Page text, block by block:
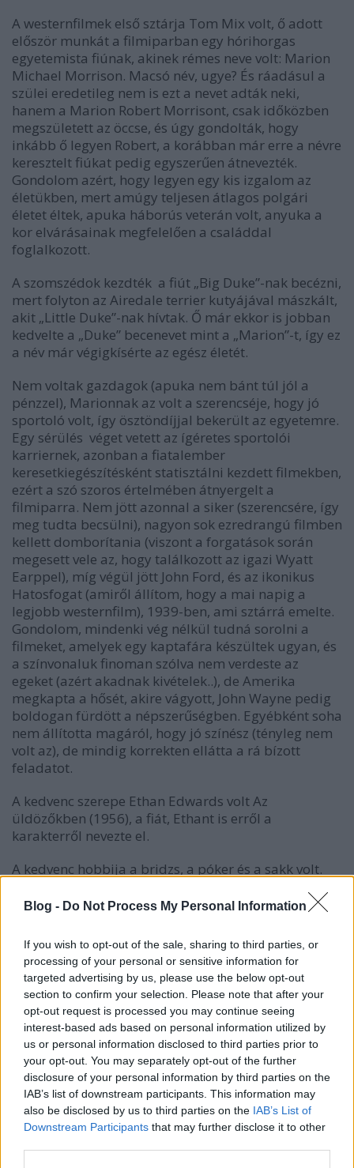
Blog - Do Not Process My Personal Information
If you wish to opt-out of the sale, sharing to third parties, or
processing of your personal or sensitive information for
targeted advertising by us, please use the below opt-out
section to confirm your selection. Please note that after your
opt-out request is processed you may continue seeing
interest-based ads based on personal information utilized by
us or personal information disclosed to third parties prior to
your opt-out. You may separately opt-out of the further
disclosure of your personal information by third parties on the
IAB’s list of downstream participants. This information may
also be disclosed by us to third parties on the IAB’s List of
Downstream Participants that may further disclose it to other
A westernfilmek első sztárja Tom Mix volt, ő adott
először munkát a filmiparban egy hórihorgas
egyetemista fiúnak, akinek rémes neve volt: Marion
Michael Morrison. Macsó név, ugye? És ráadásul a
szülei eredetileg nem is ezt a nevet adták neki,
hanem a Marion Robert Morrisont, csak időközben
megszületett az öccse, és úgy gondolták, hogy
inkább ő legyen Robert, a korábban már erre a névre
keresztelt fiúkat pedig egyszerűen átnevezték.
Gondolom azért, hogy legyen egy kis izgalom az
életükben, mert amúgy teljesen átlagos polgári
életet éltek, apuka háborús veterán volt, anyuka a
kor elvárásainak megfelelően a családdal
foglalkozott.
A szomszédok kezdték a fiút „Big Duke”-nak becézni,
mert folyton az Airedale terrier kutyájával mászkált,
akit „Little Duke”-nak hívtak. Ő már ekkor is jobban
kedvelte a „Duke” becenevet mint a „Marion”-t, így ez
a név már végigkísérte az egész életét.
Nem voltak gazdagok (apuka nem bánt túl jól a
pénzzel), Marionnak az volt a szerencséje, hogy jó
sportoló volt, így ösztöndíjjal bekerült az egyetemre.
Egy sérülés véget vetett az ígéretes sportolói
karriernek, azonban a fiatalember
keresetkiegészítésként statisztálni kezdett filmekben,
ezért a szó szoros értelmében átnyergelt a
filmiparra. Nem jött azonnal a siker (szerencsére, így
meg tudta becsülni), nagyon sok ezredrangú filmben
kellett domborítania (viszont a forgatások során
megesett vele az, hogy találkozott az igazi Wyatt
Earppel), míg végül jött John Ford, és az ikonikus
Hatosfogat (amiről állítom, hogy a mai napig a
legjobb westernfilm), 1939-ben, ami sztárrá emelte.
Gondolom, mindenki vég nélkül tudná sorolni a
filmeket, amelyek egy kaptafára készültek ugyan, és
a színvonaluk finoman szólva nem verdeste az
egeket (azért akadnak kivételek..), de Amerika
megkapta a hősét, akire vágyott, John Wayne pedig
boldogan fürdött a népszerűségben. Egyébként soha
nem állította magáról, hogy jó színész (tényleg nem
volt az), de mindig korrekten ellátta a rá bízott
feladatot.
A kedvenc szerepe Ethan Edwards volt Az
üldözőkben (1956), a fiát, Ethant is erről a
karakterről nevezte el.
A kedvenc hobbija a bridzs, a póker és a sakk volt.
A sors fintora, hogy a legnagyobb amerikai hős
nem találták alkalmasnak hadi szolgálatra. Még jó,
hogy lovagolni tudott..
A legnagyobb fanja egy császár volt: Hirohito japán
császár külön kérése volt, hogy találkozhasson vele,
amikor a 70-es években Amerikában járt.